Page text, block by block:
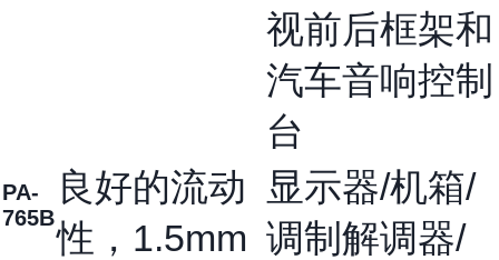
视前后框架和
汽车音响控制
台
PA-
765B
良好的流动
性，1.5mm
显示器/机箱/
调制解调器/